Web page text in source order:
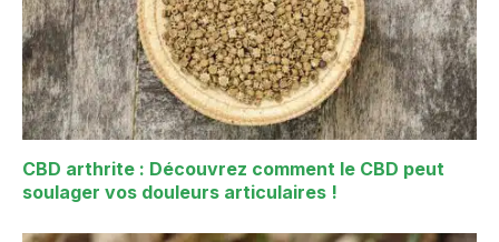
CBD arthrite : Découvrez comment le CBD peut
soulager vos douleurs articulaires !